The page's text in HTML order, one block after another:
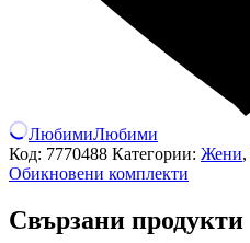
ЛюбимиЛюбими
Код: 7770488 Категории: Жени,
Обикновени комплекти
Свързани продукти